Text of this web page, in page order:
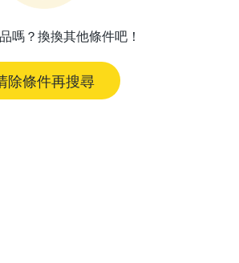
嗎？換換其他條件吧！
除條件再搜尋